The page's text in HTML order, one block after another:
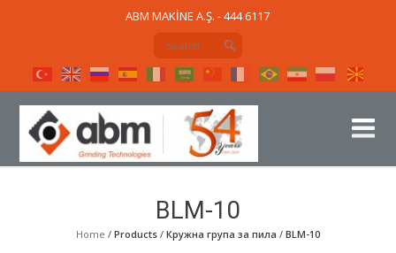
ABM MAKİNE A.Ş. - 444 6117
BLM-10
Home / Products/ Кружна група за пила / BLM-10